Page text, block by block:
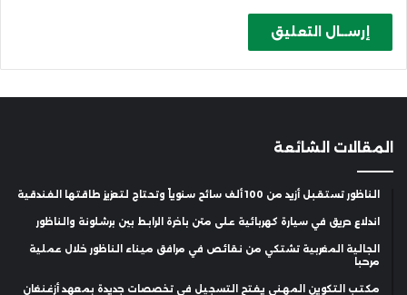
المقالات الشائعة
الناظور تستقبل أزيد من 100 ألف سائح سنوياً وتحتاج لتعزيز طاقتها الفندقية
اندلاع حريق في سيارة كهربائية على متن باخرة الرابط بين برشلونة والناظور
الجالية المغربية تشتكي من نقائص في مرافق ميناء الناظور خلال عملية
مرحبا
مكتب التكوين المهني يفتح التسجيل في تخصصات جديدة بمعهد أزغنغان